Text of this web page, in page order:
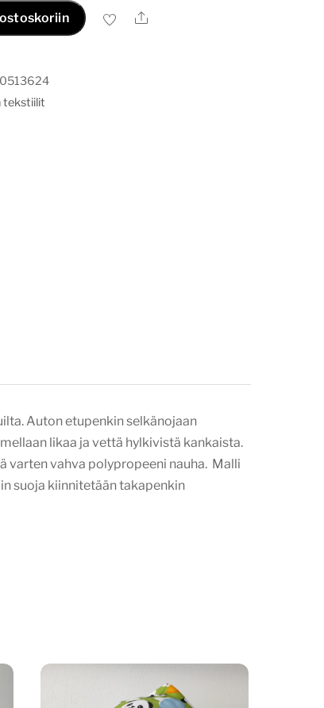
Ale
tekstiilit
Auton etupenkin selkänojaan
likaa ja vettä hylkivistä kankaista.
varten vahva polypropeeni nauha. Malli
suoja kiinnitetään takapenkin